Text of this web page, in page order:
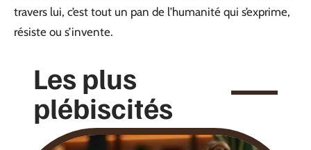
travers lui, c’est tout un pan de l’humanité qui s’exprime,
résiste ou s’invente.
Les plus
plébiscités